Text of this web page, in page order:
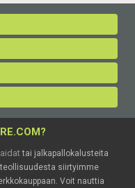
tai jalkapallokalusteita
siirtyimme
Voit nauttia